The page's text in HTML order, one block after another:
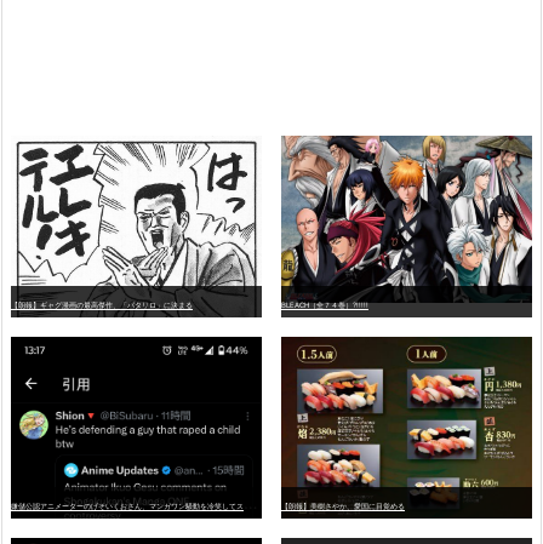
【朗報】ギャグ漫画の最高傑作、「パタリロ」に決まる BLEACH（全７４巻）?!!!!!
【朗報】美樹さやか、愛国に目覚める